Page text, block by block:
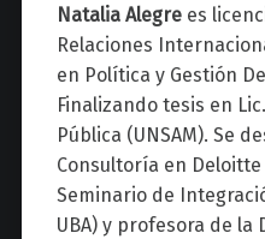
Natalia Alegrees
Relaciones
en Política y Gestión
Finalizando tesis en
Pública (UNSAM). Se
Consultoría en Deloitte
Seminario de
UBA) y profesora de